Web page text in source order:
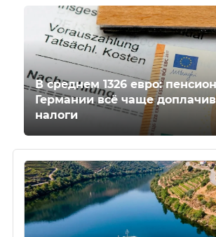
В среднем 1326 евро:
Германии всё чаще
налоги